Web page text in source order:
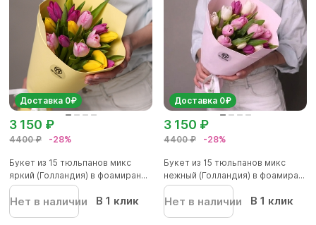
Доставка 0₽
4400 ₽ -28%
3 150 ₽
Букет из 15 тюльпанов микс
яркий (Голландия) в фоамиран...
Нет в наличии В 1 клик
Доставка 0₽
4400 ₽ -28%
3 150 ₽
Букет из 15 тюльпанов микс
нежный (Голландия) в фоамира...
Нет в наличии В 1 клик